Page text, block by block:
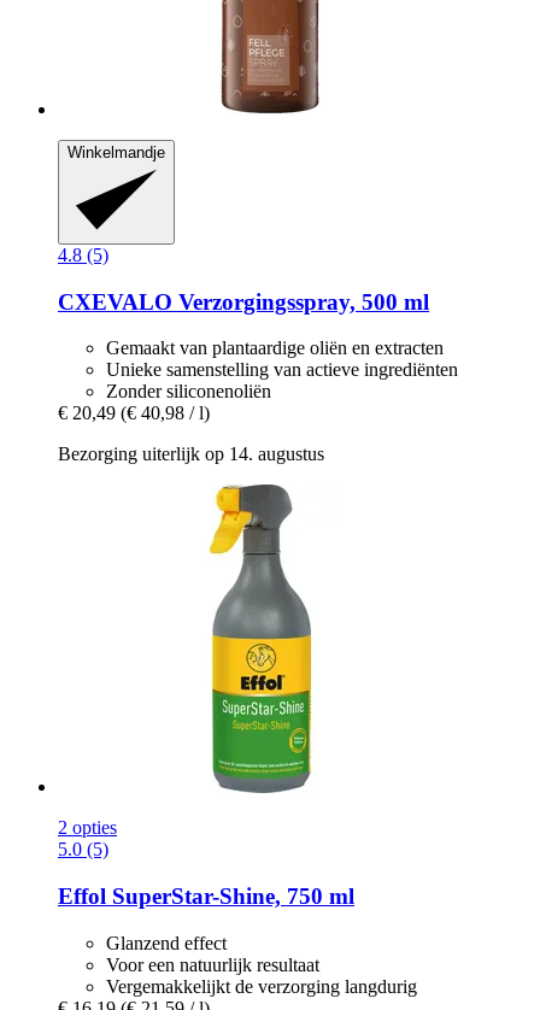
Winkelmandje
4.8 (5)
CXEVALO Verzorgingsspray, 500 ml
Gemaakt van plantaardige oliën en extracten
Unieke samenstelling van actieve ingrediënten
Zonder siliconenoliën
€ 20,49 (€ 40,98 / l)
Bezorging uiterlijk op 14. augustus
2 opties
5.0 (5)
Effol SuperStar-​Shine, 750 ml
Glanzend effect
Voor een natuurlijk resultaat
Vergemakkelijkt de verzorging langdurig